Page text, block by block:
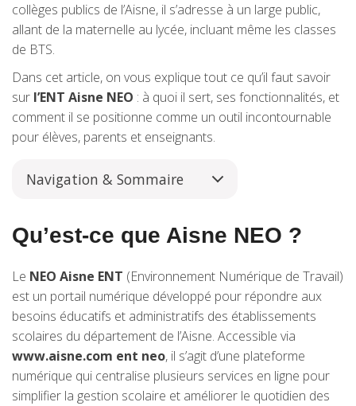
collèges publics de l’Aisne, il s’adresse à un large public,
allant de la maternelle au lycée, incluant même les classes
de BTS.
Dans cet article, on vous explique tout ce qu’il faut savoir
sur l’ENT Aisne NEO : à quoi il sert, ses fonctionnalités, et
comment il se positionne comme un outil incontournable
pour élèves, parents et enseignants.
Navigation & Sommaire
Qu’est-ce que Aisne NEO ?
Le NEO Aisne ENT (Environnement Numérique de Travail)
est un portail numérique développé pour répondre aux
besoins éducatifs et administratifs des établissements
scolaires du département de l’Aisne. Accessible via
www.aisne.com ent neo, il s’agit d’une plateforme
numérique qui centralise plusieurs services en ligne pour
simplifier la gestion scolaire et améliorer le quotidien des